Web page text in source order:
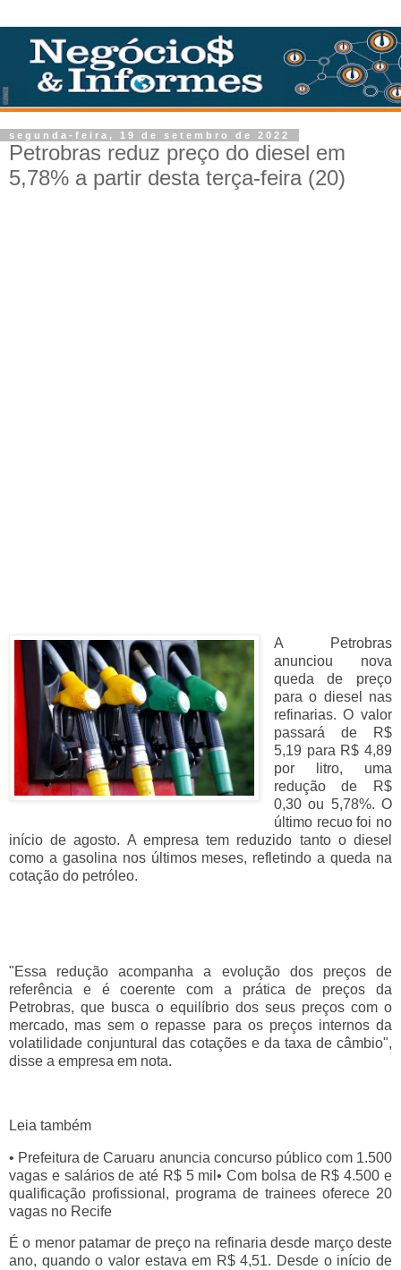
segunda-feira, 19 de setembro de 2022
Petrobras reduz preço do diesel em
5,78% a partir desta terça-feira (20)
A Petrobras
anunciou nova
queda de preço
para o diesel nas
refinarias. O valor
passará de R$
5,19 para R$ 4,89
por litro, uma
redução de R$
0,30 ou 5,78%. O
último recuo foi no
início de agosto. A empresa tem reduzido tanto o diesel
como a gasolina nos últimos meses, refletindo a queda na
cotação do petróleo.
"Essa redução acompanha a evolução dos preços de
referência e é coerente com a prática de preços da
Petrobras, que busca o equilíbrio dos seus preços com o
mercado, mas sem o repasse para os preços internos da
volatilidade conjuntural das cotações e da taxa de câmbio",
disse a empresa em nota.
Leia também
• Prefeitura de Caruaru anuncia concurso público com 1.500
vagas e salários de até R$ 5 mil• Com bolsa de R$ 4.500 e
qualificação profissional, programa de trainees oferece 20
vagas no Recife
É o menor patamar de preço na refinaria desde março deste
ano, quando o valor estava em R$ 4,51. Desde o início de